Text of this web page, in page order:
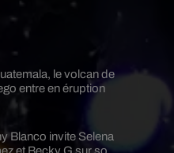
le volcan de
entre en éruption
Blanco invite Selena
et Becky G sur son